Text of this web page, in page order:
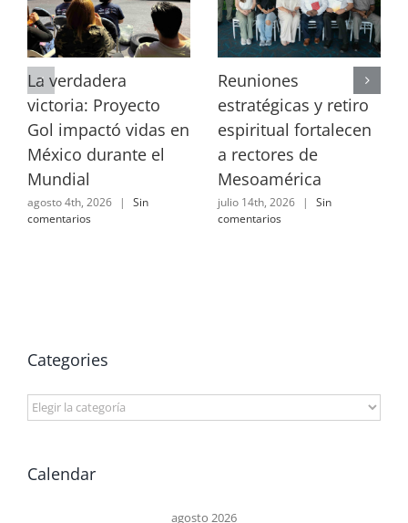
La verdadera
victoria: Proyecto
Gol impactó vidas en
México durante el
Mundial
agosto 4th, 2026 |
Sin
comentarios
Reuniones
estratégicas y retiro
espiritual fortalecen
a rectores de
Mesoamérica
julio 14th, 2026 |
Sin
comentarios
Categories
Categories
Calendar
agosto 2026